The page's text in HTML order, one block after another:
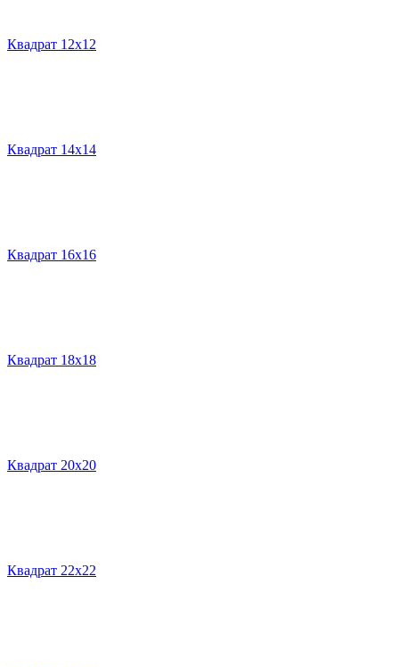
Квадрат 12х12
Квадрат 14х14
Квадрат 16х16
Квадрат 18х18
Квадрат 20х20
Квадрат 22х22